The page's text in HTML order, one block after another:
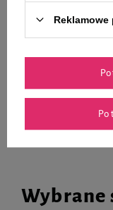
66,94 zł 33,47
-
Wybrane